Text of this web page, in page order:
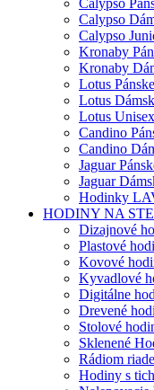
Calypso
Calypso
Calypso
Kronaby
Kronaby
Lotus Pánske
Lotus
Lotus Unisex
Candino
Candino
Jaguar
Jaguar
Hodinky
HODINY NA
Dizajnové
Plastové
Kovové
Kyvadlové
Digitálne
Drevené
Stolové
Sklenené
Rádiom
Hodiny s